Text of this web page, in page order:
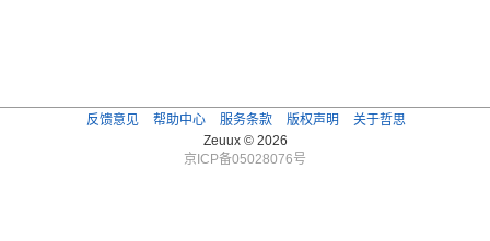
反馈意见 帮助中心 服务条款 版权声明
关于哲思
Zeuux © 2026
京ICP备05028076号